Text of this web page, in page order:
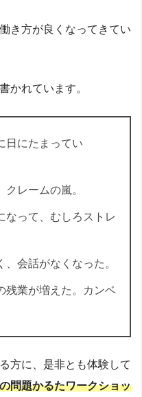
き方が良くなってきてい
かれています。
日にたまってい
レームの嵐。
なって、むしろストレ
会話がなくなった。
残業が増えた。カンベ
方に、是非とも体験して
問題かるたワークショッ